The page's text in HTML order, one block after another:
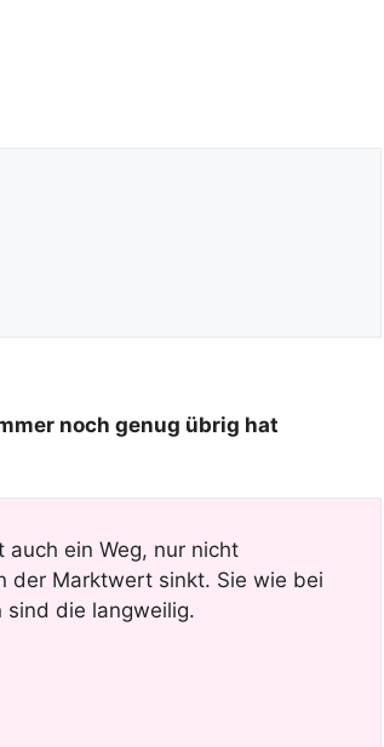
noch genug übrig hat
ein Weg, nur nicht
der Marktwert sinkt. Sie wie bei
sind die langweilig.